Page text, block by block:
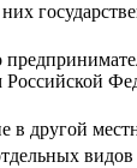
в другой
видов